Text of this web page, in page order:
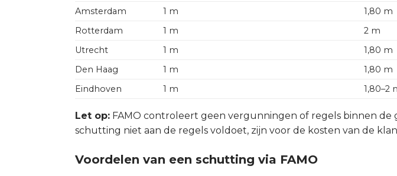
Amsterdam
1 m 1,80 m
Rotterdam
1 m 2 m
Utrecht
1 m 1,80 m
Den Haag
1 m 1,80 m
Eindhoven
1 m 1,80–2
Let op: FAMO controleert geen vergunningen of regels binnen de
schutting niet aan de regels voldoet, zijn voor de kosten van de
Voordelen van een schutting via FAMO